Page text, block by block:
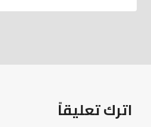
اترك تعليقاً